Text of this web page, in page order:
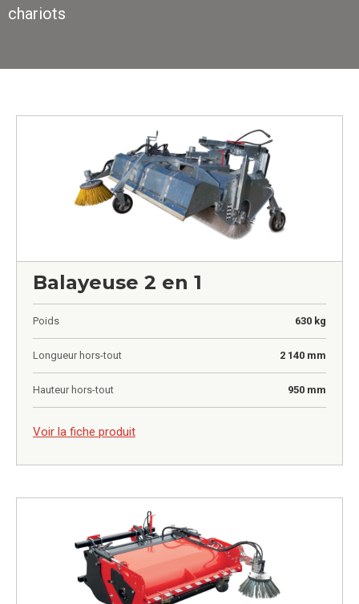
chariots
Balayeuse 2 en 1
Poids 630 kg
Longueur hors-tout 2 140 mm
Hauteur hors-tout 950 mm
Voir la fiche produit